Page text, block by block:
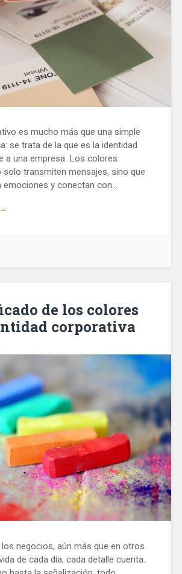
es mucho más que una simple
se trata de la que es la identidad
a una empresa. Los colores
transmiten mensajes, sino que
emociones y conectan con…
de los colores
corporativa
los negocios, aún más que en otros
de cada día, cada detalle cuenta.